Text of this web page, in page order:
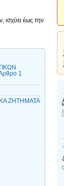
έως την
1
ΖΗΤΗΜΑΤΑ